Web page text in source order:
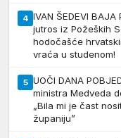
4 IVAN ŠEDEVI
jutros iz Požeških
hodočašće
vraća u studenom!
5 UOČI DANA
ministra Medveda
„Bila mi je čast
županiju”